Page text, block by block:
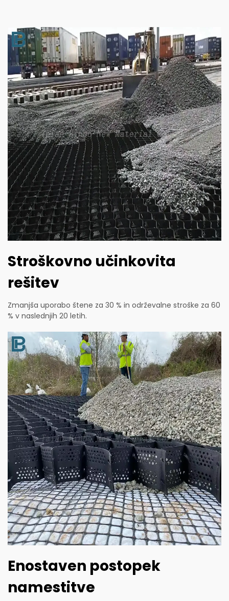
Stroškovno učinkovita
rešitev
Zmanjša uporabo štene za 30 % in održevalne stroške za 60
% v naslednjih 20 letih.
Enostaven postopek
namestitve